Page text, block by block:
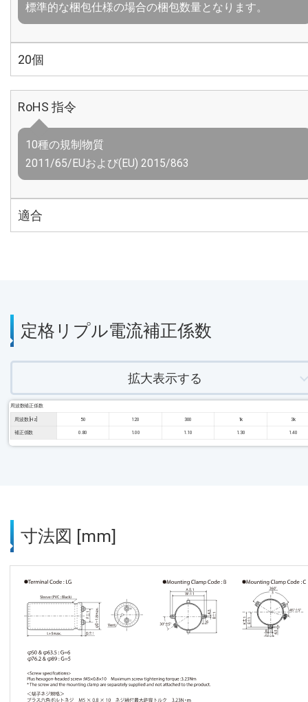
標準的な梱包仕様の場合の梱包数量となります。
20個
RoHS 指令
10種の規制物質
2011/65/EUおよび(EU) 2015/863
適合
定格リプル電流補正係数
拡大表示する
周波数補正係数
周波数 [Hz] 50 120 300 1k 3k
補正係数 0.80 1.00 1.10 1.30 1.40
寸法図 [mm]